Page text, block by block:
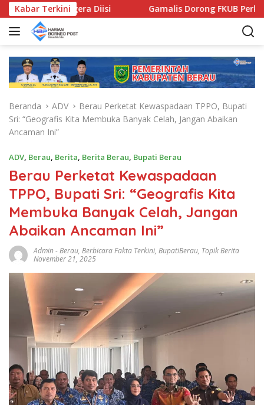
a
Kabar Terkini
OPD Segera Diisi Gamalis Dorong FKUB Perkuat
Beranda ADV
Berau Perketat Kewaspadaan TPPO, Bupati
Sri: “Geografis Kita Membuka Banyak Celah, Jangan Abaikan
Ancaman Ini”
ADV, Berau, Berita, Berita Berau, Bupati Berau
Berau Perketat Kewaspadaan
TPPO, Bupati Sri: “Geografis Kita
Membuka Banyak Celah, Jangan
Abaikan Ancaman Ini”
Admin-Berau, Berbicara Fakta Terkini, BupatiBerau, Topik Berita
November 21, 2025